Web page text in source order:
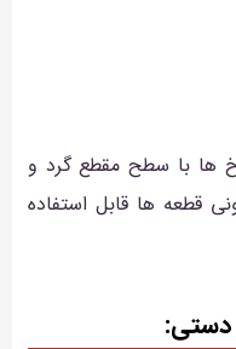
ها با سطح مقطع گرد و
قطعه ها قابل استفاده
دستی: